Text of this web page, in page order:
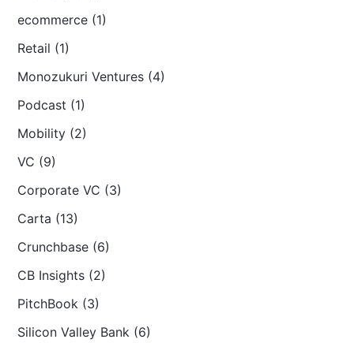
ecommerce (1)
Retail (1)
Monozukuri Ventures (4)
Podcast (1)
Mobility (2)
VC (9)
Corporate VC (3)
Carta (13)
Crunchbase (6)
CB Insights (2)
PitchBook (3)
Silicon Valley Bank (6)